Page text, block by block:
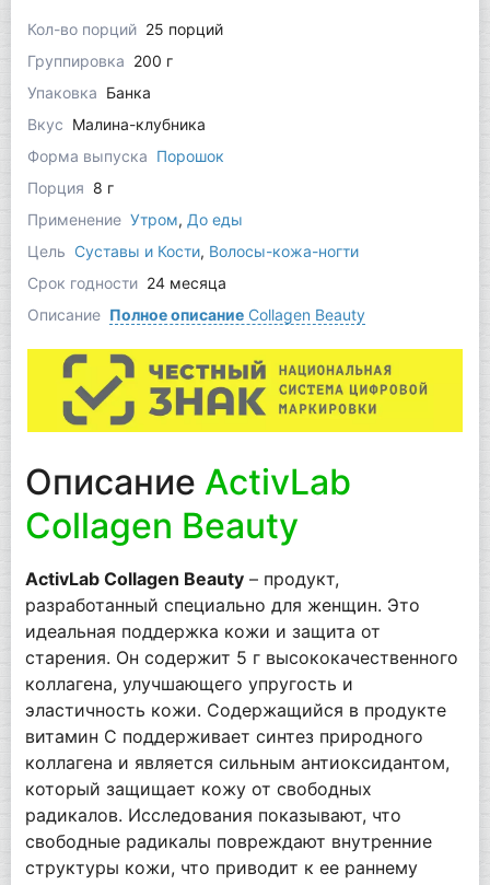
Кол-во порций 25 порций
Группировка 200 г
Упаковка Банка
Вкус Малина-клубника
Форма выпуска Порошок
Порция 8 г
Применение Утром, До еды
Цель Суставы и Кости, Волосы-кожа-ногти
Срок годности 24 месяца
Описание Полное описаниеCollagen Beauty
Описание ActivLab
Collagen Beauty
ActivLab Collagen Beauty– продукт,
разработанный специально для женщин. Это
идеальная поддержка кожи и защита от
старения. Он содержит 5 г высококачественного
коллагена, улучшающего упругость и
эластичность кожи. Содержащийся в продукте
витамин С поддерживает синтез природного
коллагена и является сильным антиоксидантом,
который защищает кожу от свободных
радикалов. Исследования показывают, что
свободные радикалы повреждают внутренние
структуры кожи, что приводит к ее раннему